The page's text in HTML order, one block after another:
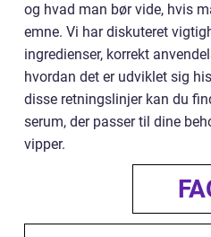
og hvad man bør vide, hvis
emne. Vi har diskuteret
ingredienser, korrekt
hvordan det er udviklet sig
disse retningslinjer kan du
serum, der passer til dine
vipper.